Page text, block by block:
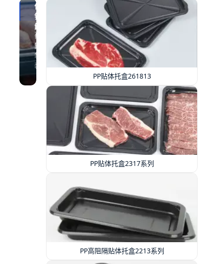
体
锁
鲜
气
调
保
鲜
真
空
袋
装
PP贴体托盒261813
PP贴体托盒2317系列
PP高阻隔贴体托盒2213系列